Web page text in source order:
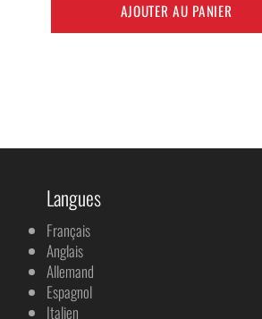
AJOUTER AU PANIER
Langues
Français
Anglais
Allemand
Espagnol
Italien